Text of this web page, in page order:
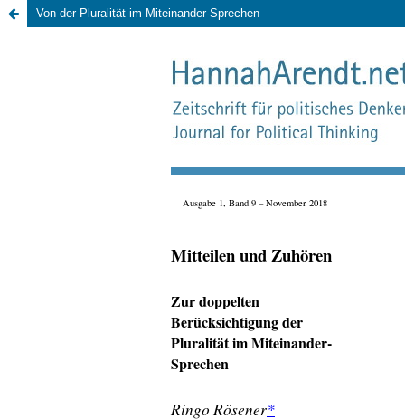
Von der Pluralität im Miteinander-Sprechen